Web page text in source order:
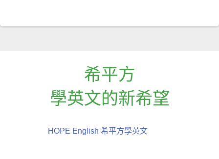
希平方
學英文的新希望
HOPE English 希平方學英文